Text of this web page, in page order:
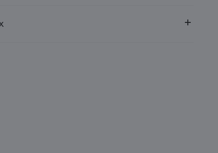
г. Минск, ул. Рафиева, д. 64, помещение 2-27